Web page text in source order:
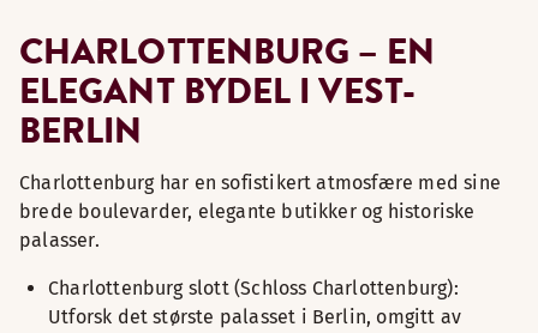
CHARLOTTENBURG – EN
ELEGANT BYDEL I VEST-
BERLIN
Charlottenburg har en sofistikert atmosfære med sine
brede boulevarder, elegante butikker og historiske
palasser.
Charlottenburg slott (Schloss Charlottenburg):
Utforsk det største palasset i Berlin, omgitt av